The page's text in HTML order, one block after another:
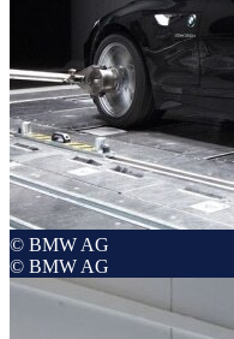
© BMW AG
© BMW AG